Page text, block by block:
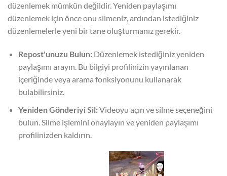
düzenlemek mümkün değildir. ⁤⁤Yeniden paylaşımı
düzenlemek için önce onu silmeniz, ardından istediğiniz
düzenlemelerle yeni bir tane oluşturmanız gerekir. ⁤
⁤Repost'unuzu Bulun:Düzenlemek istediğiniz yeniden
paylaşımı arayın. ⁤⁤Bu bilgiyi profilinizin yayınlanan
içeriğinde veya arama fonksiyonunu kullanarak
bulabilirsiniz. ⁤
Yeniden Gönderiyi Sil:Videoyu açın ve silme seçeneğini
bulun. ⁤⁤Silme işlemini onaylayın ve yeniden paylaşımı
profilinizden kaldırın. ⁤